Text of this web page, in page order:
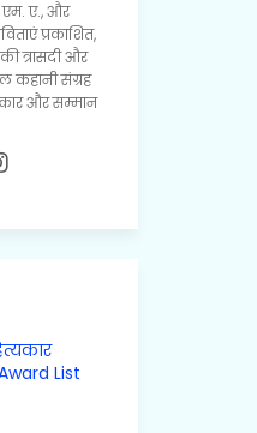
एम. ए., और
प्रकाशित,
त्रासदी और
कहानी संग्रह
और सम्मान